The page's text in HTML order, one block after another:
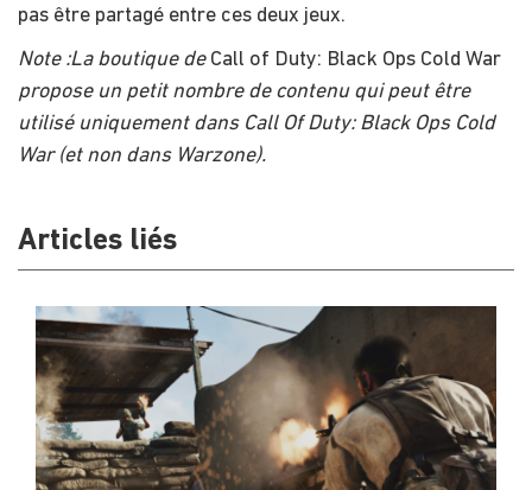
pas être partagé entre ces deux jeux.
Note :La boutique de Call of Duty: Black Ops Cold War
propose un petit nombre de contenu qui peut être
utilisé uniquement dans Call Of Duty: Black Ops Cold
War(et non dans Warzone).
Articles liés